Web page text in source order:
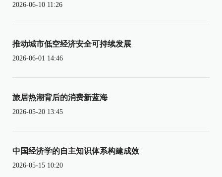
2026-06-10 11:26
推动城市低空经济安全可持续发展
2026-06-01 14:46
旅居热潮背后的消费新蓝海
2026-05-20 13:45
中国经济学的自主知识体系构建成效
2026-05-15 10:20